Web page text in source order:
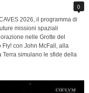
0
2026, il programma di
missioni spaziali
nelle Grotte del
con John McFall, alla
simulano le sfide della